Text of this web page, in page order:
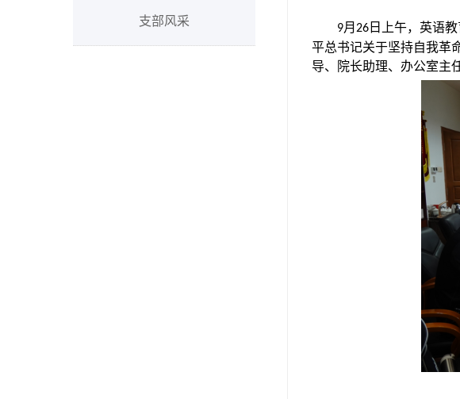
支部风采
9月 26 日上午，英语
平总书记关于坚持自我革
导、院长助理、办公室主